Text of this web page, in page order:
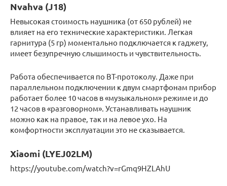
Nvahva (J18)
Невысокая стоимость наушника (от 650 рублей) не
влияет на его технические характеристики. Легкая
гарнитура (5 гр) моментально подключается к гаджету,
имеет безупречную слышимость и чувствительность.
Работа обеспечивается по BT-протоколу. Даже при
параллельном подключении к двум смартфонам прибор
работает более 10 часов в «музыкальном» режиме и до
12 часов в «разговорном». Устанавливать наушник
можно как на правое, так и на левое ухо. На
комфортности эксплуатации это не сказывается.
Xiaomi (LYEJ02LM)
https://youtube.com/watch?v=rGmq9HZLAhU